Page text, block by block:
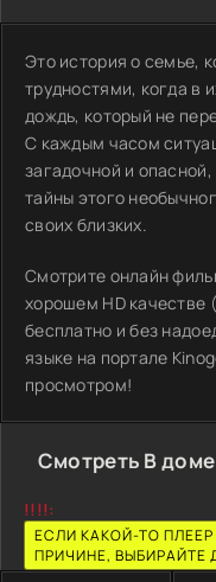
Это история о семье,
трудностями, когда в
дождь, который не
С каждым часом
загадочной и
тайны этого
своих близких.
Смотрите онлайн
хорошем HD качестве
бесплатно и без
языке на портале
просмотром!
Смотреть В
!!!!:
ЕСЛИ КАКОЙ-ТО
ПРИЧИНЕ, ВЫБИРАЙТЕ